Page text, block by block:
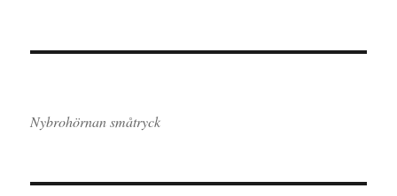
Nybrohörnan småtryck